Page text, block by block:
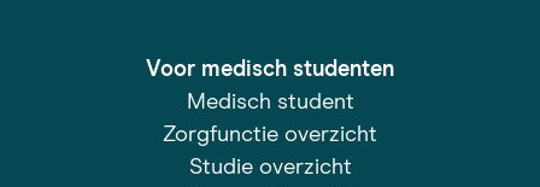
Voor medisch studenten
Medisch student
Zorgfunctie overzicht
Studie overzicht